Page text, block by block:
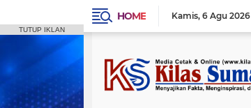
HOME Kamis 6 Agu 2026
TUTUP IKLAN